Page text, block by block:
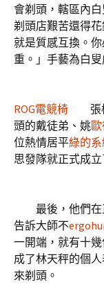
會剃頭，轄區內
剃頭店艱苦還得
就是質感互換。
重。」手藝為白
ROG電競椅 張桂
頭的戴徒弟、姚
位熱情居平綠的
思發隊就正式成立
最後，他們在
告訴大師不
一開端，就有十
成了林天秤的個
來剃頭。